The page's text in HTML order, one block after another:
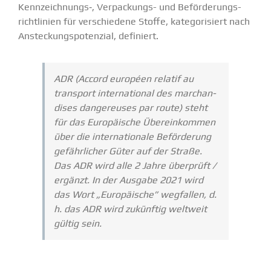
Kennzeichnungs‑, Verpa­­ckungs- und Beför­de­rungs­
richt­linien für verschiedene Stoffe, katego­ri­siert nach
Anste­ckungs­po­tenzial, definiert.
ADR (Accord européen relatif au
transport inter­na­tional des marchan­
dises dange­reuses par route) steht
für das Europäische Überein­kommen
über die inter­na­tionale Beför­derung
gefähr­licher Güter auf der Straße.
Das ADR wird alle 2 Jahre überprüft /
ergänzt. In der Ausgabe 2021 wird
das Wort „Europäische” wegfallen, d.
h. das ADR wird zukünftig weltweit
gültig sein.